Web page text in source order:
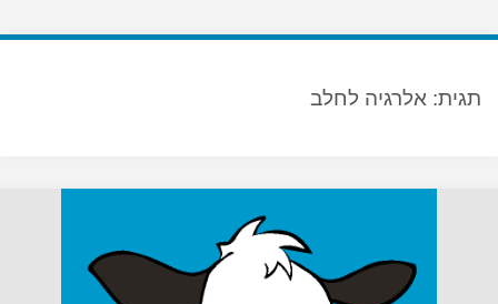
תגית: אלרגיה לחלב